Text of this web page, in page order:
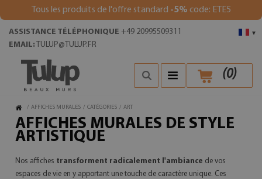
Tous les produits de l'offre standard -5% code: ETE5
▾
ASSISTANCE TÉLÉPHONIQUE +49 20995509311
EMAIL: TULUP@TULUP.FR
(0)
/ AFFICHES MURALES / CATÉGORIES / ART
AFFICHES MURALES DE STYLE
ARTISTIQUE
Nos affiches transforment radicalement l'ambiance de vos
espaces de vie en y apportant une touche de caractère unique. Ces